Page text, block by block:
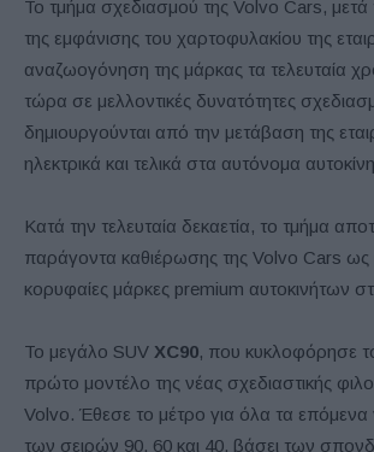
Το τμήμα σχεδιασμού της Volvo Cars,
της εμφάνισης του χαρτοφυλακίου της
αναζωογόνηση της μάρκας τα τελευταία
τώρα σε μελλοντικές δυνατότητες
δημιουργούνται από την μετάβαση της
ηλεκτρικά και τελικά στα αυτόνομα
Κατά την τελευταία δεκαετία, το τμήμα
παράγοντα καθιέρωσης της Volvo Cars ως
κορυφαίες μάρκες premium αυτοκινήτων
Το μεγάλο SUV XC90, που κυκλοφόρησε
πρώτο μοντέλο της νέας σχεδιαστικής
Volvo. Έθεσε το μέτρο για όλα τα επόμενα
των σειρών 90, 60 και 40, βάσει των